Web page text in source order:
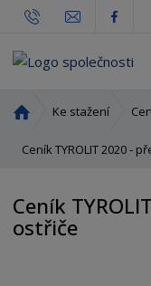
o
í
s
Ke stažení
Ceník TYROLIT 2020 -
Ceník
ostřiče